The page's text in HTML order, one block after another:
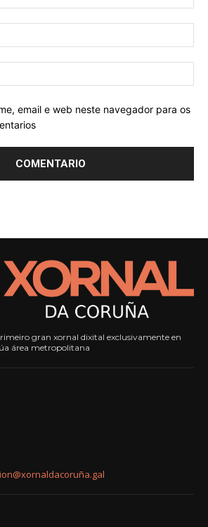
email e web neste navegador para os
gran xornal dixital exclusivamente en
área metropolitana